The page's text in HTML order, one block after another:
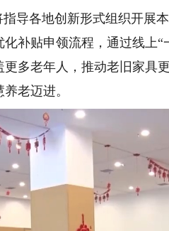
各地创新形式组织开展本
补贴申领流程，通过线上“
多老年人，推动老旧家具
老迈进。